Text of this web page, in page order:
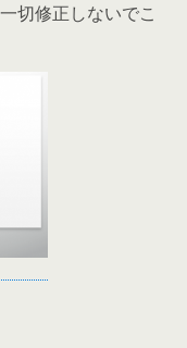
切修正しないでこ